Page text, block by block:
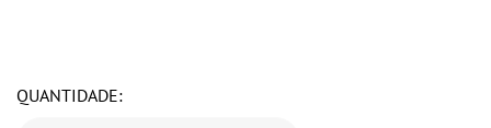
QUANTIDADE: